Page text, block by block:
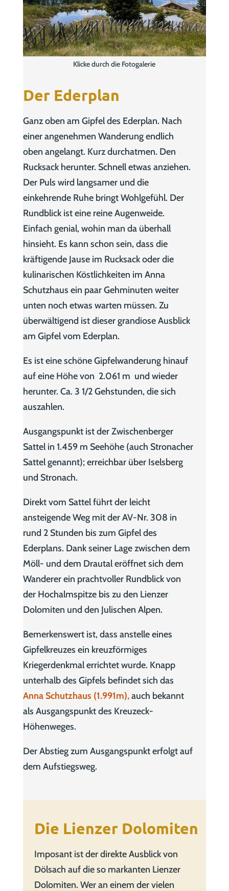
Klicke durch die Fotogalerie
Der Ederplan
Ganz oben am Gipfel des Ederplan. Nach
einer angenehmen Wanderung endlich
oben angelangt. Kurz durchatmen. Den
Rucksack herunter. Schnell etwas anziehen.
Der Puls wird langsamer und die
einkehrende Ruhe bringt Wohlgefühl. Der
Rundblick ist eine reine Augenweide.
Einfach genial, wohin man da überhall
hinsieht. Es kann schon sein, dass die
kräftigende Jause im Rucksack oder die
kulinarischen Köstlichkeiten im Anna
Schutzhaus ein paar Gehminuten weiter
unten noch etwas warten müssen. Zu
überwältigend ist dieser grandiose Ausblick
am Gipfel vom Ederplan.
Es ist eine schöne Gipfelwanderung hinauf
auf eine Höhe von 2.061 m und wieder
herunter. Ca. 3 1/2 Gehstunden, die sich
auszahlen.
Ausgangspunkt ist der Zwischenberger
Sattel in 1.459 m Seehöhe (auch Stronacher
Sattel genannt); erreichbar über Iselsberg
und Stronach.
Direkt vom Sattel führt der leicht
ansteigende Weg mit der AV-Nr. 308 in
rund 2 Stunden bis zum Gipfel des
Ederplans. Dank seiner Lage zwischen dem
Möll- und dem Drautal eröffnet sich dem
Wanderer ein prachtvoller Rundblick von
der Hochalmspitze bis zu den Lienzer
Dolomiten und den Julischen Alpen.
Bemerkenswert ist, dass anstelle eines
Gipfelkreuzes ein kreuzförmiges
Kriegerdenkmal errichtet wurde. Knapp
unterhalb des Gipfels befindet sich das
Anna Schutzhaus (1.991m),auch bekannt
als Ausgangspunkt des Kreuzeck-
Höhenweges.
Der Abstieg zum Ausgangspunkt erfolgt auf
dem Aufstiegsweg.
Die Lienzer Dolomiten
Imposant ist der direkte Ausblick von
Dölsach auf die so markanten Lienzer
Dolomiten. Wer an einem der vielen